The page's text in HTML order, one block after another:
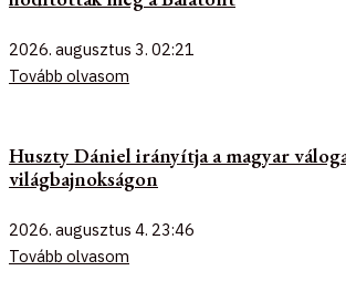
2026. augusztus 3. 02:21
Tovább olvasom
Huszty Dániel irányítja a magyar
világbajnokságon
2026. augusztus 4. 23:46
Tovább olvasom